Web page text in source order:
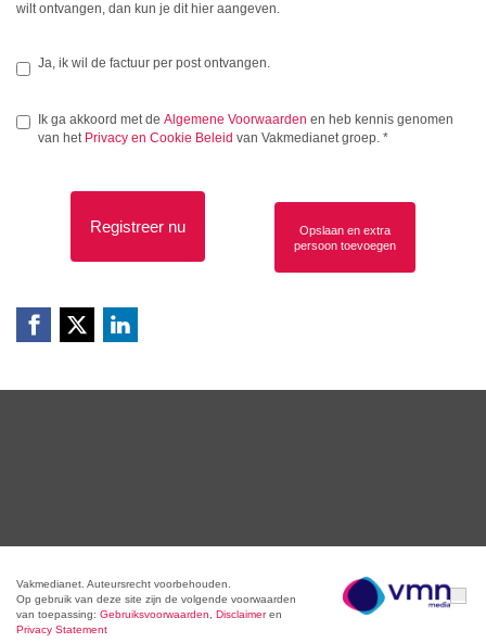
wilt ontvangen, dan kun je dit hier aangeven.
Ja, ik wil de factuur per post ontvangen.
Ik ga akkoord met de Algemene Voorwaarden en heb kennis genomen
van het Privacy en Cookie Beleid van Vakmedianet groep. *
Registreer nu
Opslaan en extra
persoon toevoegen
Vakmedianet. Auteursrecht voorbehouden.
Op gebruik van deze site zijn de volgende voorwaarden
van toepassing: Gebruiksvoorwaarden Disclaimeren
Privacy Statement